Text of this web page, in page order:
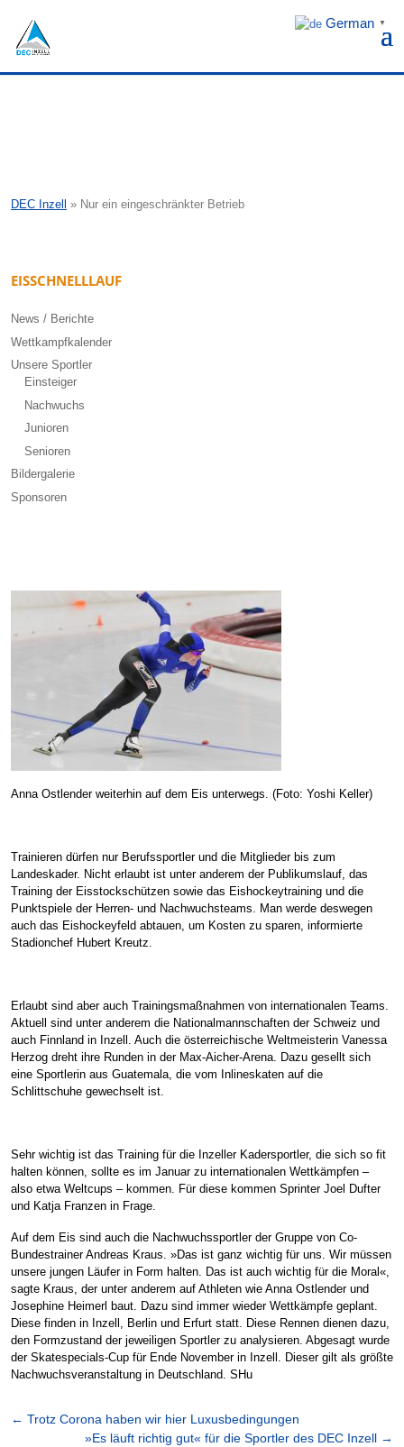
DEC Inzell » Nur ein eingeschränkter Betrieb
EISSCHNELLLAUF
News / Berichte
Wettkampfkalender
Unsere Sportler
Einsteiger
Nachwuchs
Junioren
Senioren
Bildergalerie
Sponsoren
Anna Ostlender weiterhin auf dem Eis unterwegs. (Foto: Yoshi Keller)
Trainieren dürfen nur Berufssportler und die Mitglieder bis zum
Landeskader. Nicht erlaubt ist unter anderem der Publikumslauf, das
Training der Eisstockschützen sowie das Eishockeytraining und die
Punktspiele der Herren- und Nachwuchsteams. Man werde deswegen
auch das Eishockeyfeld abtauen, um Kosten zu sparen, informierte
Stadionchef Hubert Kreutz.
Erlaubt sind aber auch Trainingsmaßnahmen von internationalen Teams.
Aktuell sind unter anderem die Nationalmannschaften der Schweiz und
auch Finnland in Inzell. Auch die österreichische Weltmeisterin Vanessa
Herzog dreht ihre Runden in der Max-Aicher-Arena. Dazu gesellt sich
eine Sportlerin aus Guatemala, die vom Inlineskaten auf die
Schlittschuhe gewechselt ist.
Sehr wichtig ist das Training für die Inzeller Kadersportler, die sich so fit
halten können, sollte es im Januar zu internationalen Wettkämpfen –
also etwa Weltcups – kommen. Für diese kommen Sprinter Joel Dufter
und Katja Franzen in Frage.
Auf dem Eis sind auch die Nachwuchssportler der Gruppe von Co-
Bundestrainer Andreas Kraus. »Das ist ganz wichtig für uns. Wir müssen
unsere jungen Läufer in Form halten. Das ist auch wichtig für die Moral«,
sagte Kraus, der unter anderem auf Athleten wie Anna Ostlender und
Josephine Heimerl baut. Dazu sind immer wieder Wettkämpfe geplant.
Diese finden in Inzell, Berlin und Erfurt statt. Diese Rennen dienen dazu,
den Formzustand der jeweiligen Sportler zu analysieren. Abgesagt wurde
der Skatespecials-Cup für Ende November in Inzell. Dieser gilt als größte
Nachwuchsveranstaltung in Deutschland. SHu
← Trotz Corona haben wir hier Luxusbedingungen
»Es läuft richtig gut« für die Sportler des DEC Inzell →
German ▼